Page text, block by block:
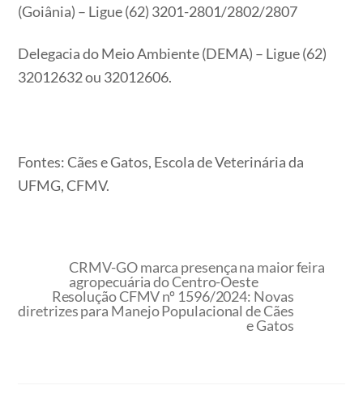
(Goiânia) – Ligue (62) 3201-2801/2802/2807
Delegacia do Meio Ambiente (DEMA) – Ligue (62)
32012632 ou 32012606.
Fontes: Cães e Gatos, Escola de Veterinária da
UFMG, CFMV.
CRMV-GO marca presença na maior feira
agropecuária do Centro-Oeste
Resolução CFMV nº 1596/2024: Novas
diretrizes para Manejo Populacional de Cães
e Gatos